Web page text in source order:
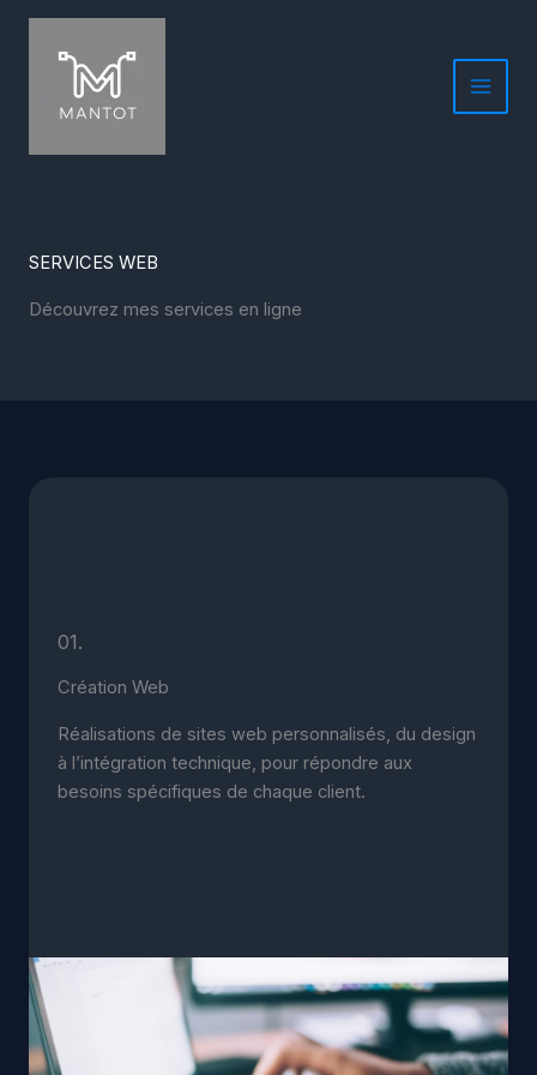
Aller
SERVICES WEB
Découvrez mes services en ligne
01.
Création Web
Réalisations de sites web personnalisés, du design
à l’intégration technique, pour répondre aux
besoins spécifiques de chaque client.